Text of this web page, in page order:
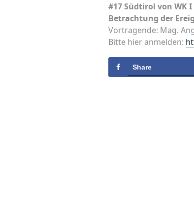
#17 Südtirol von WK I
Betrachtung der
Vortragende: Mag.
Bitte hier anmelden:
Share